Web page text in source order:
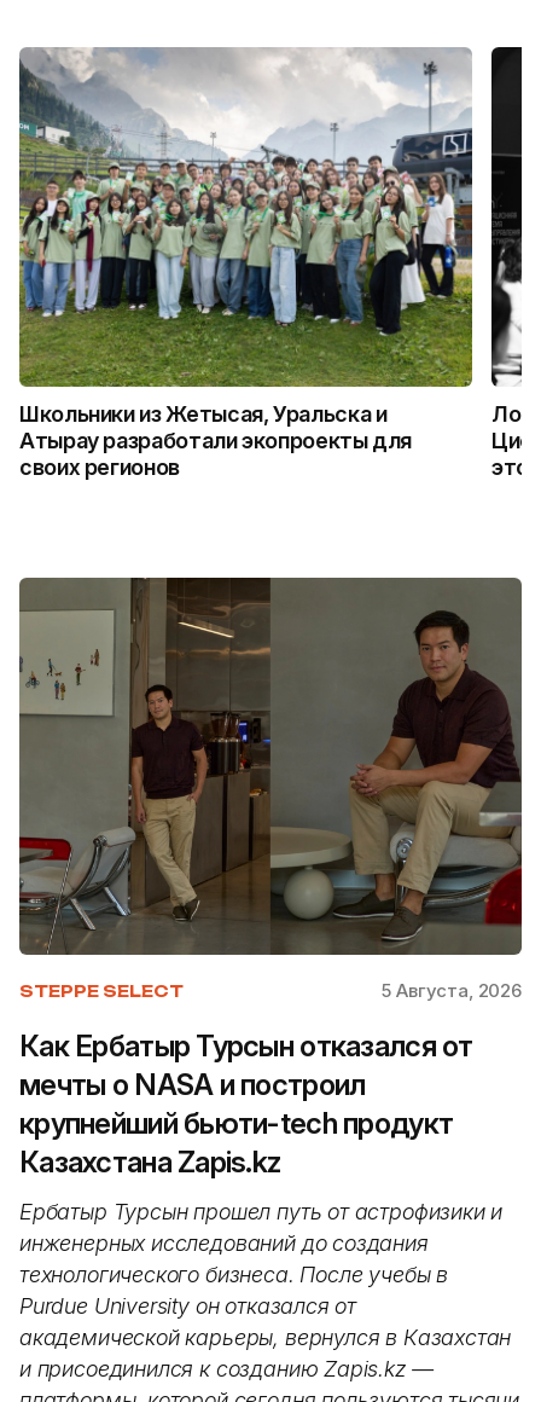
Школьники из Жетысая, Уральска и
Атырау разработали экопроекты для
своих регионов
это
STEPPE SELECT 5 Августа, 2026
Как Ербатыр Турсын отказался от
мечты о NASA и построил
крупнейший бьюти-tech продукт
Казахстана Zapis.kz
Ербатыр Турсын прошел путь от астрофизики и
инженерных исследований до создания
технологического бизнеса. После учебы в
Purdue University он отказался от
академической карьеры, вернулся в Казахстан
и присоединился к созданию Zapis.kz —